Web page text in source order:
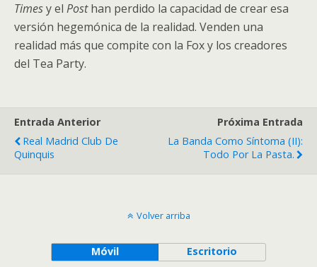
Timesy el Posthan perdido la capacidad de crear esa
versión hegemónica de la realidad. Venden una
realidad más que compite con la Fox y los creadores
del Tea Party.
Entrada Anterior
Real Madrid Club De
Quinquis
Próxima Entrada
La Banda Como Síntoma (II):
Todo Por La Pasta.
Volver arriba
Móvil Escritorio